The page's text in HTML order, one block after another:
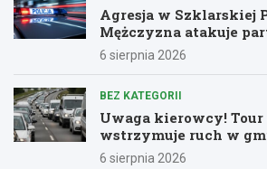
Agresja w Szklarskiej
Mężczyzna atakuje
policjantów butelką
6 sierpnia 2026
BEZ KATEGORII
Uwaga kierowcy! Tour
wstrzymuje ruch w
6 sierpnia 2026